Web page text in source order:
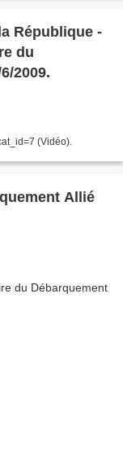
République -
du
2009.
(Vidéo).
Allié